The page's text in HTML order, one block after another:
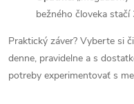
bežného človeka stačí
Praktický záver? Vyberte si
denne, pravidelne a s
potreby experimentovať s